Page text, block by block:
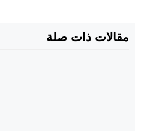
مقالات ذات صلة